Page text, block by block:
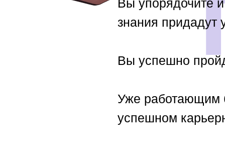
Вы упорядочите
знания придадут
Вы успешно
Уже работающим
успешном